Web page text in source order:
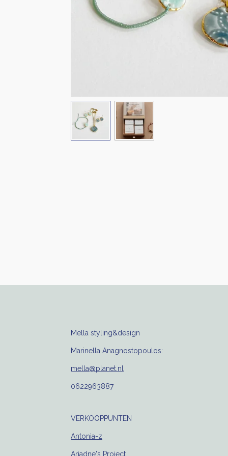
Mella styling&design
Marinella Anagnostopoulos:
mella@planet.nl
0622963887
VERKOOPPUNTEN
Antonia-z
Ariadne's Project